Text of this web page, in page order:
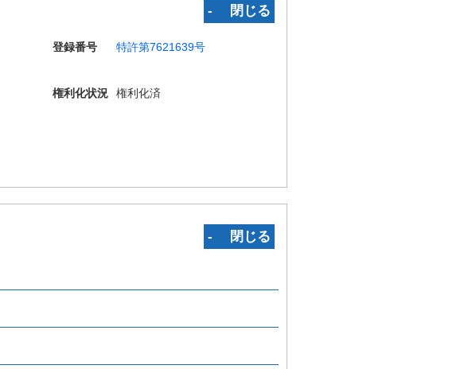
‐ 閉じる
登録番号
特許第7621639号
権利化状況
権利化済
‐ 閉じる